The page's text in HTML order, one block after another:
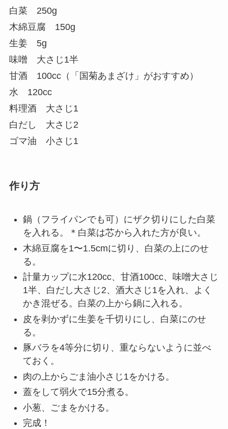
白菜 250g
木綿豆腐 150g
生姜 5g
味噌 大さじ1半
甘酒 100cc（「国菊あまざけ」がおすすめ）
水 120cc
料理酒 大さじ1
白だし 大さじ2
ゴマ油 小さじ1
作り方
鍋（フライパンでも可）にザク切りにした白菜
を入れる。＊白菜は芯から入れた方が良い。
木綿豆腐を1〜1.5cmに切り、白菜の上にのせ
る。
計量カップに水120cc、甘酒100cc、味噌大さじ
1半、白だし大さじ2、酒大さじ1を入れ、よく
かき混ぜる。白菜の上から鍋に入れる。
皮を剥かずに生姜を千切りにし、白菜にのせ
る。
豚バラを4等分に切り、重ならないように並べ
ておく。
肉の上からごま油小さじ1をかける。
蓋をして弱火で15分煮る。
小葱、ごまをかける。
完成！